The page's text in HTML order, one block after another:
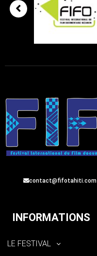
contact@fifotahiti.com
INFORMATIONS
LE FESTIVAL